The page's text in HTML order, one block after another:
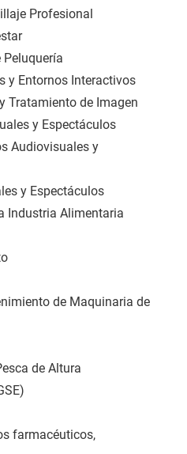
Profesional
y Entornos Interactivos
Tratamiento de Imagen
y Espectáculos
Audiovisuales y
y Espectáculos
Industria Alimentaria
de Maquinaria de
de Altura
farmacéuticos,